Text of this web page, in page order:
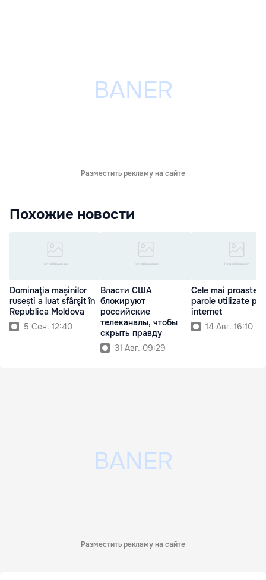
Разместить рекламу на сайте
Похожие новости
Dominaţia mașinilor
rusești a luat sfârşit în
Republica Moldova
5 Сен. 12:40
Власти США
блокируют
российские
телеканалы, чтобы
скрыть правду
31 Авг. 09:29
Cele mai proaste
parole utilizate pe
internet
14 Авг. 16:10
Разместить рекламу на сайте